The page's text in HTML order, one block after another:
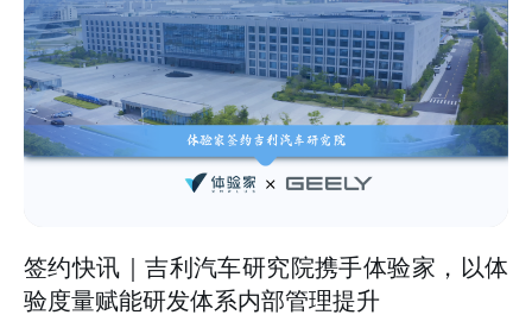
签约快讯｜吉利汽车研究院携手体验家，以体
验度量赋能研发体系内部管理提升